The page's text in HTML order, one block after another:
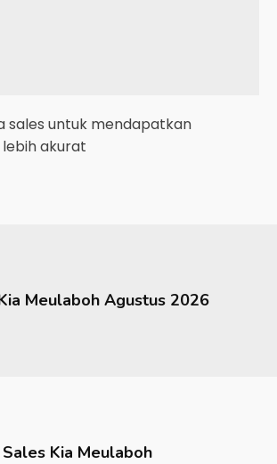
sales untuk mendapatkan
akurat
Meulaboh Agustus 2026
Kia Meulaboh